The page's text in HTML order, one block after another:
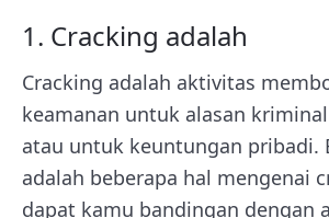
1. Cracking adalah
Cracking adalah aktivitas
keamanan untuk alasan
atau untuk keuntungan pribadi.
adalah beberapa hal mengenai
dapat kamu bandingan dengan